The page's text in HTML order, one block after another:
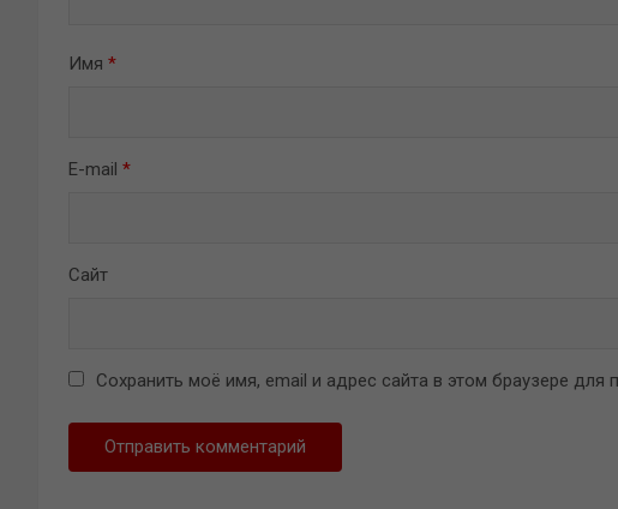
Имя *
E-mail *
Сайт
Сохранить моё имя, email и адрес сайта в этом браузере